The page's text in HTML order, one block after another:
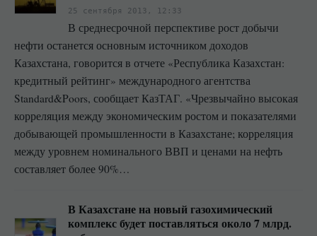
25 сентября 2013, 12:33
В среднесрочной перспективе рост добычи
нефти останется основным источником доходов
Казахстана, говорится в отчете «Республика Казахстан:
кредитный рейтинг» международного агентства
Standard&Poors, сообщает КазТАГ. «Чрезвычайно высокая
корреляция между экономическим ростом и показателями
добывающей промышленности в Казахстане; корреляция
между уровнем номинального ВВП и ценами на нефть
составляет более 90%…
В Казахстане на новый газохимический
комплекс будет поставляться около 7 млрд.